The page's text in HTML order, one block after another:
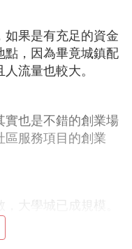
果是有充足的資金
，因為畢竟城鎮配
流量也較大。
實也是不錯的創業場
區服務項目的創業
大學城已成規模。
入，但是考慮到其
在周末節或者節假